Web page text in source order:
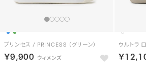
プリンセス / PRINCESS （グリーン）
￥9,900
ウルトラ
￥